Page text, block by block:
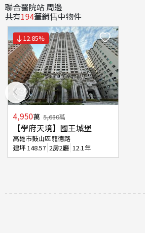
聯合醫院站 周邊
共有194筆銷售中物件
12.85%
4,950萬 5,680萬
【學府天境】國王城堡
高雄市鼓山區龍德路
建坪 148.57 2房2廳 12.1年